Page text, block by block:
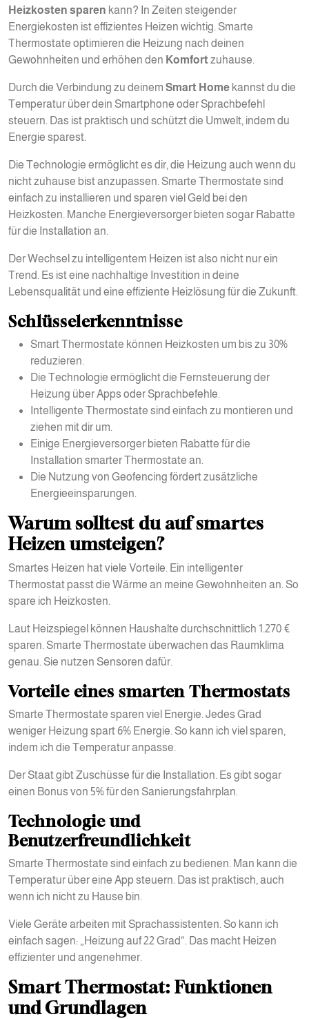
Heizkosten sparen kann? In Zeiten steigender
Energiekosten ist effizientes Heizen wichtig. Smarte
Thermostate optimieren die Heizung nach deinen
Gewohnheiten und erhöhen den Komfortzuhause.
Durch die Verbindung zu deinem Smart Home kannst du die
Temperatur über dein Smartphone oder Sprachbefehl
steuern. Das ist praktisch und schützt die Umwelt, indem du
Energie sparest.
Die Technologie ermöglicht es dir, die Heizung auch wenn du
nicht zuhause bist anzupassen. Smarte Thermostate sind
einfach zu installieren und sparen viel Geld bei den
Heizkosten. Manche Energieversorger bieten sogar Rabatte
für die Installation an.
Der Wechsel zu intelligentem Heizen ist also nicht nur ein
Trend. Es ist eine nachhaltige Investition in deine
Lebensqualität und eine effiziente Heizlösung für die Zukunft.
Schlüsselerkenntnisse
Smart Thermostate können Heizkosten um bis zu 30%
reduzieren.
Die Technologie ermöglicht die Fernsteuerung der
Heizung über Apps oder Sprachbefehle.
Intelligente Thermostate sind einfach zu montieren und
ziehen mit dir um.
Einige Energieversorger bieten Rabatte für die
Installation smarter Thermostate an.
Die Nutzung von Geofencing fördert zusätzliche
Energieeinsparungen.
Warum solltest du auf smartes
Heizen umsteigen?
Smartes Heizen hat viele Vorteile. Ein intelligenter
Thermostat passt die Wärme an meine Gewohnheiten an. So
spare ich Heizkosten.
Laut Heizspiegel können Haushalte durchschnittlich 1.270 €
sparen. Smarte Thermostate überwachen das Raumklima
genau. Sie nutzen Sensoren dafür.
Vorteile eines smarten Thermostats
Smarte Thermostate sparen viel Energie. Jedes Grad
weniger Heizung spart 6% Energie. So kann ich viel sparen,
indem ich die Temperatur anpasse.
Der Staat gibt Zuschüsse für die Installation. Es gibt sogar
einen Bonus von 5% für den Sanierungsfahrplan.
Technologie und
Benutzerfreundlichkeit
Smarte Thermostate sind einfach zu bedienen. Man kann die
Temperatur über eine App steuern. Das ist praktisch, auch
wenn ich nicht zu Hause bin.
Viele Geräte arbeiten mit Sprachassistenten. So kann ich
einfach sagen: „Heizung auf 22 Grad“. Das macht Heizen
effizienter und angenehmer.
Smart Thermostat: Funktionen
und Grundlagen